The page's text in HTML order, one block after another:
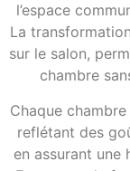
l’espace
La
sur le salon,
chambre
Chaque
reflétant des
en assurant une